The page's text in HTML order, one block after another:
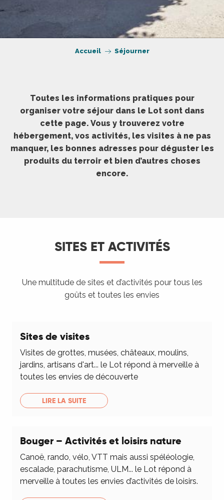
Accueil Séjourner
Toutes les informations pratiques pour
organiser votre séjour dans le Lot sont dans
cette page. Vous y trouverez votre
hébergement, vos activités, les visites à ne pas
manquer, les bonnes adresses pour déguster les
produits du terroir et bien d’autres choses
encore.
SITES ET ACTIVITÉS
Une multitude de sites et d’activités pour tous les
goûts et toutes les envies
Sites de visites
Visites de grottes, musées, châteaux, moulins,
jardins, artisans d'art... le Lot répond à merveille à
toutes les envies de découverte
LIRE LA SUITE
Bouger – Activités et loisirs nature
Canoë, rando, vélo, VTT mais aussi spéléologie,
escalade, parachutisme, ULM... le Lot répond à
merveille à toutes les envies d’activités de loisirs.